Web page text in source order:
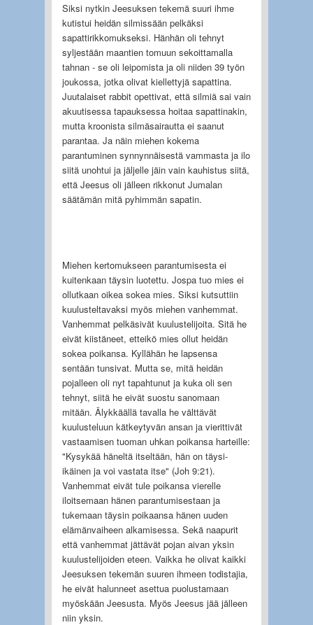
Siksi nytkin Jeesuksen tekemä suuri ihme
kutistui heidän silmissään pelkäksi
sapattirikkomukseksi. Hänhän oli tehnyt
syljestään maantien tomuun sekoittamalla
tahnan - se oli leipomista ja oli niiden 39 työn
joukossa, jotka olivat kiellettyjä sapattina.
Juutalaiset rabbit opettivat, että silmiä sai vain
akuutisessa tapauksessa hoitaa sapattinakin,
mutta kroonista silmäsairautta ei saanut
parantaa. Ja näin miehen kokema
parantuminen synnynnäisestä vammasta ja ilo
siitä unohtui ja jäljelle jäin vain kauhistus siitä,
että Jeesus oli jälleen rikkonut Jumalan
säätämän mitä pyhimmän sapatin.
Miehen kertomukseen parantumisesta ei
kuitenkaan täysin luotettu. Jospa tuo mies ei
ollutkaan oikea sokea mies. Siksi kutsuttiin
kuulusteltavaksi myös miehen vanhemmat.
Vanhemmat pelkäsivät kuulustelijoita. Sitä he
eivät kiistäneet, etteikö mies ollut heidän
sokea poikansa. Kyllähän he lapsensa
sentään tunsivat. Mutta se, mitä heidän
pojalleen oli nyt tapahtunut ja kuka oli sen
tehnyt, siitä he eivät suostu sanomaan
mitään. Älykkäällä tavalla he välttävät
kuulusteluun kätkeytyvän ansan ja vierittivät
vastaamisen tuoman uhkan poikansa harteille:
"Kysykää häneltä itseltään, hän on täysi-
ikäinen ja voi vastata itse" (Joh 9:21).
Vanhemmat eivät tule poikansa vierelle
iloitsemaan hänen parantumisestaan ja
tukemaan täysin poikaansa hänen uuden
elämänvaiheen alkamisessa. Sekä naapurit
että vanhemmat jättävät pojan aivan yksin
kuulustelijoiden eteen. Vaikka he olivat kaikki
Jeesuksen tekemän suuren ihmeen todistajia,
he eivät halunneet asettua puolustamaan
myöskään Jeesusta. Myös Jeesus jää jälleen
niin yksin.